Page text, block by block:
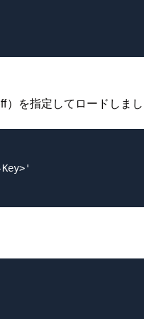
を指定してロードしま